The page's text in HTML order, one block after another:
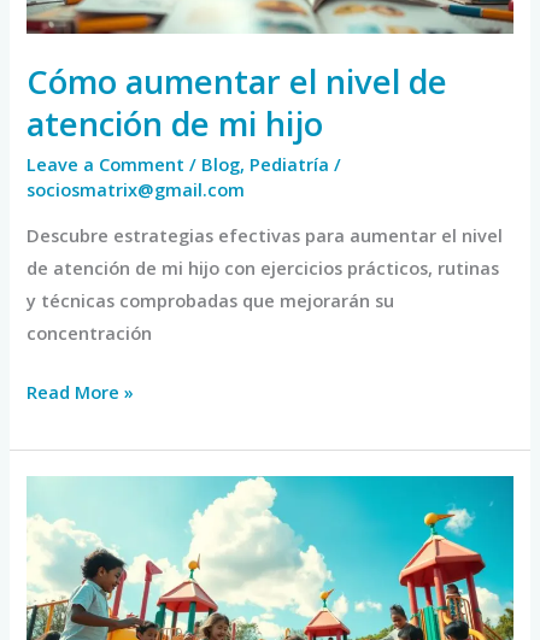
Cómo aumentar el nivel de
atención de mi hijo
Leave a Comment / Blog, Pediatría /
sociosmatrix@gmail.com
Descubre estrategias efectivas para aumentar el nivel
de atención de mi hijo con ejercicios prácticos, rutinas
y técnicas comprobadas que mejorarán su
concentración
hijo
Read More »
juego
y
el
desarrollo